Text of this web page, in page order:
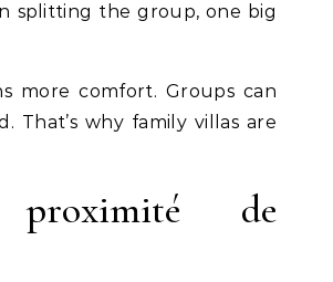
splitting the group, one big
more comfort. Groups can
That’s why family villas are
de